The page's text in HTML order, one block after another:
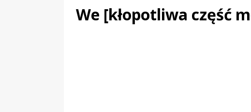
„Kompania 1114”
CZY
We [kłopotliwa część